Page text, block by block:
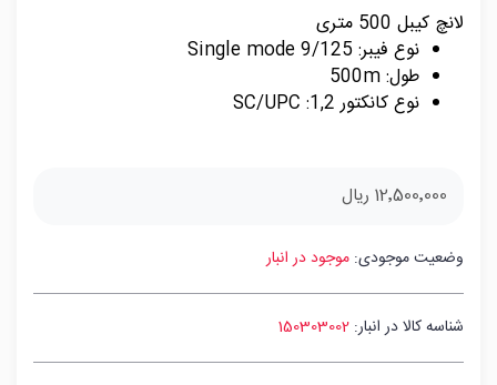
لانچ کیبل 500 متری
نوع فیبر: 9/125 Single mode
طول: 500m
نوع کانکتور 1,2: SC/UPC
12٬500٬000 ریال
وضعیت موجودی: موجود در انبار
شناسه کالا در انبار: 150303002